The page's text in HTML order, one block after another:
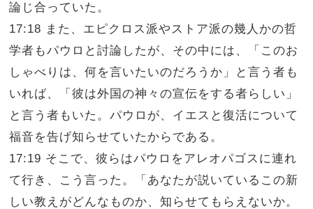
論じ合っていた。
17:18 また、エピクロス派やストア派の幾人かの哲
学者もパウロと討論したが、その中には、「このお
しゃべりは、何を言いたいのだろうか」と言う者も
いれば、「彼は外国の神々の宣伝をする者らしい」
と言う者もいた。パウロが、イエスと復活について
福音を告げ知らせていたからである。
17:19 そこで、彼らはパウロをアレオパゴスに連れ
て行き、こう言った。「あなたが説いているこの新
しい教えがどんなものか、知らせてもらえないか。